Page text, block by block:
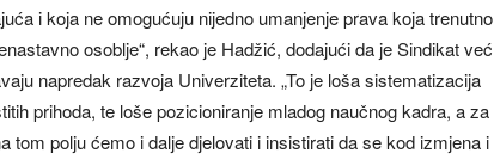
i koja ne omogućuju nijedno umanjenje prava koja trenutno
osoblje“, rekao je Hadžić, dodajući da je Sindikat već
napredak razvoja Univerziteta. „To je loša sistematizacija
prihoda, te loše pozicioniranje mladog naučnog kadra, a za
tom polju ćemo i dalje djelovati i insistirati da se kod izmjena i